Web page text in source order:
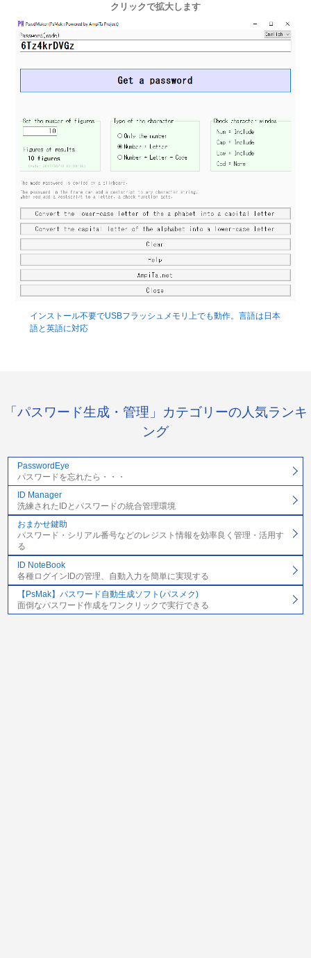
クリックで拡大します
インストール不要でUSBフラッシュメモリ上でも動作。言語は日本
語と英語に対応
「パスワード生成・管理」カテゴリーの人気ランキ
ング
PasswordEye
パスワードを忘れたら・・・
ID Manager
洗練されたIDとパスワードの統合管理環境
おまかせ鍵助
パスワード・シリアル番号などのレジスト情報を効率良く管理・活用す
る
ID NoteBook
各種ログインIDの管理、自動入力を簡単に実現する
【PsMak】パスワード自動生成ソフト(パスメク)
面倒なパスワード作成をワンクリックで実行できる